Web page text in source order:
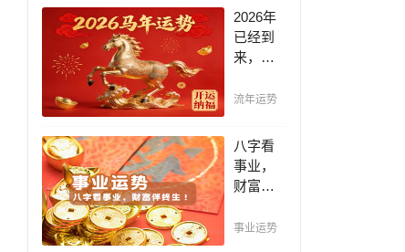
福，八
字精批
批出一
生好命
2026年
已经到
来，如
把握先
吉避
凶，不
走弯
路，点
查看！
流年运势
八字看
事业，
财富伴
哪日出
事业运势